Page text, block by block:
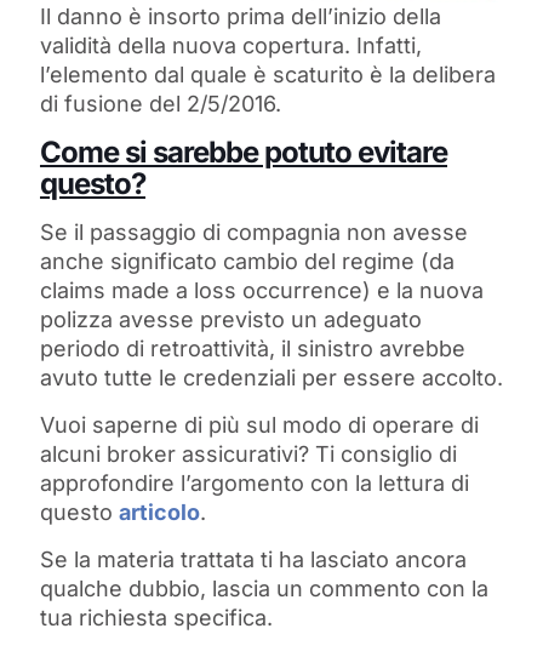
Il danno è insorto prima dell’inizio della
validità della nuova copertura. Infatti,
l’elemento dal quale è scaturito è la delibera
di fusione del 2/5/2016.
Come si sarebbe potuto evitare
questo?
Se il passaggio di compagnia non avesse
anche significato cambio del regime (da
claims made a loss occurrence) e la nuova
polizza avesse previsto un adeguato
periodo di retroattività, il sinistro avrebbe
avuto tutte le credenziali per essere accolto.
Vuoi saperne di più sul modo di operare di
alcuni broker assicurativi? Ti consiglio di
approfondire l’argomento con la lettura di
questo articolo.
Se la materia trattata ti ha lasciato ancora
qualche dubbio, lascia un commento con la
tua richiesta specifica.